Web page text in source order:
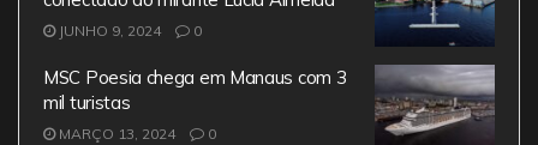
JUNHO 9, 2024 0
MSC Poesia chega em Manaus com 3
mil turistas
MARÇO 13, 2024 0